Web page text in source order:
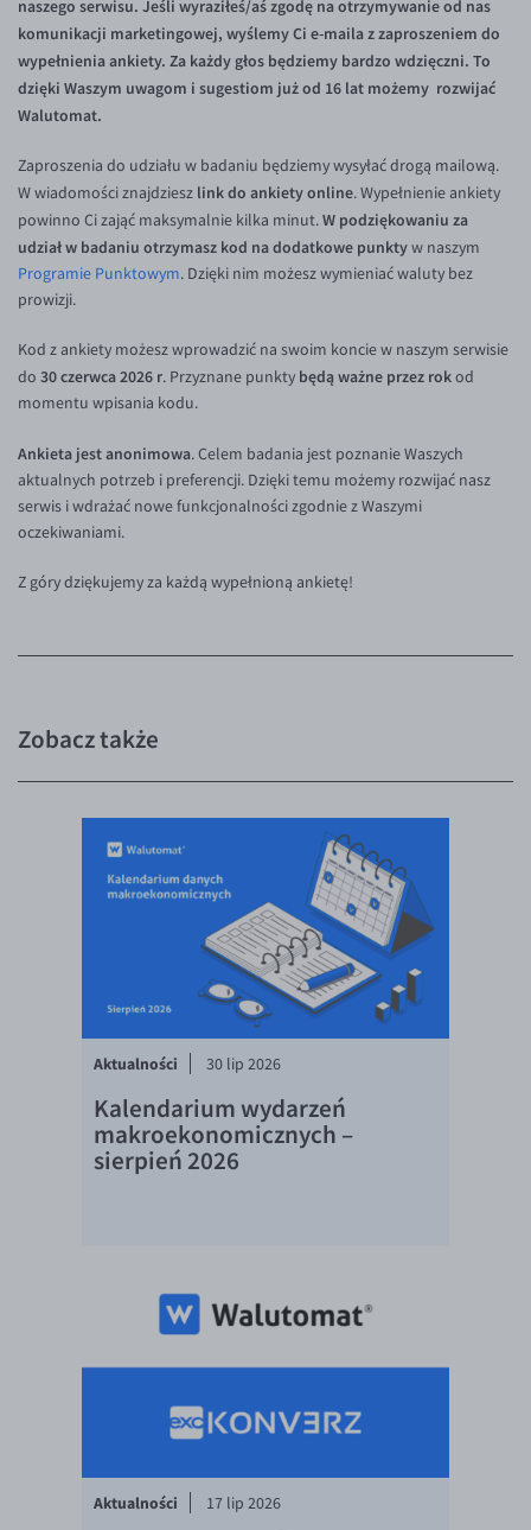
Inne pary walutowe
AUD/PLN
BGN/PLN
CNY/PLN
HKD/PLN
HUF/PLN
ILS/PLN
NZD/PLN
RON/PLN
SGD/PLN
TRY/PLN
ZAR/PLN
EUR/AUD
EUR/BGN
EUR/HUF
EUR/ILS
EUR/JPY
EUR/NZD
Aplikacja mobilna
Bezpieczeństwo
Pomoc
FAQ
Konto i opłaty
Wymiana walut
Banki i przelewy
Słowniczek
Poradnik
KONTAKT
Kontakt
naszego serwisu. Jeśli wyraziłeś/aś zgodę na otrzymywanie od nas
komunikacji marketingowej, wyślemy Ci e-maila z zaproszeniem do
wypełnienia ankiety. Za każdy głos będziemy bardzo wdzięczni. To
dzięki Waszym uwagom i sugestiom już od 16 lat możemy rozwijać
Walutomat.
Zaproszenia do udziału w badaniu będziemy wysyłać drogą mailową.
W wiadomości znajdziesz link do ankiety online. Wypełnienie ankiety
powinno Ci zająć maksymalnie kilka minut.W podziękowaniu za
udział w badaniu otrzymasz kod na dodatkowe punktyw naszym
Programie Punktowym. Dzięki nim możesz wymieniać waluty bez
prowizji.
Kod z ankiety możesz wprowadzić na swoim koncie w naszym serwisie
do 30 czerwca 2026 r. Przyznane punkty będą ważne przez rokod
momentu wpisania kodu.
Ankieta jest anonimowa. Celem badania jest poznanie Waszych
aktualnych potrzeb i preferencji. Dzięki temu możemy rozwijać nasz
serwis i wdrażać nowe funkcjonalności zgodnie z Waszymi
oczekiwaniami.
Z góry dziękujemy za każdą wypełnioną ankietę!
Zobacz także
Aktualności 30 lip 2026
Kalendarium wydarzeń
makroekonomicznych –
sierpień 2026
Aktualności 17 lip 2026